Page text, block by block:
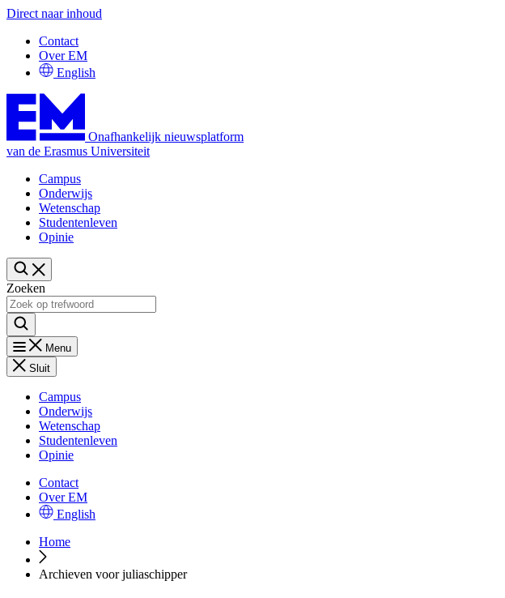
Direct naar inhoud
Contact
Over EM
English
Onafhankelijk nieuwsplatform
van de Erasmus Universiteit
Campus
Onderwijs
Wetenschap
Studentenleven
Opinie
Zoeken
Menu
Sluit
Campus
Onderwijs
Wetenschap
Studentenleven
Opinie
Contact
Over EM
English
Home
Archieven voor juliaschipper